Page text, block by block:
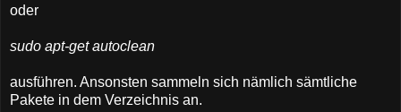
oder
sudo apt-get autoclean
ausführen. Ansonsten sammeln sich nämlich sämtliche
Pakete in dem Verzeichnis an.